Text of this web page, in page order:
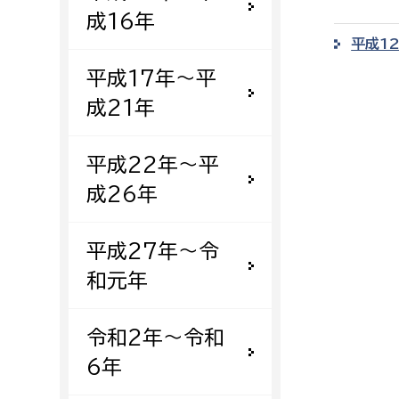
成16年
平成17年〜平
成21年
平成22年〜平
成26年
平成27年〜令
和元年
令和2年〜令和
6年
平成